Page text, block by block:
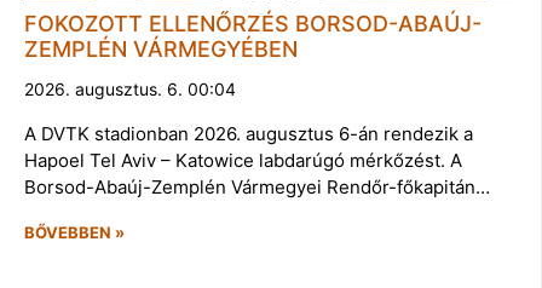
FOKOZOTT ELLENŐRZÉS BORSOD-ABAÚJ-
ZEMPLÉN VÁRMEGYÉBEN
2026. augusztus. 6. 00:04
A DVTK stadionban 2026. augusztus 6-án rendezik a
Hapoel Tel Aviv – Katowice labdarúgó mérkőzést. A
Borsod-Abaúj-Zemplén Vármegyei Rendőr-főkapitán…
BŐVEBBEN »